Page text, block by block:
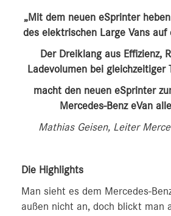
„Mit dem neuen eSprinter
des elektrischen Large Vans auf
Der Dreiklang aus Effizienz,
Ladevolumen bei gleichzeitiger
macht den neuen eSprinter
Mercedes-Benz eVan
Mathias Geisen, Leiter
Die Highlights
Man sieht es dem Mercedes-
außen nicht an, doch blickt man